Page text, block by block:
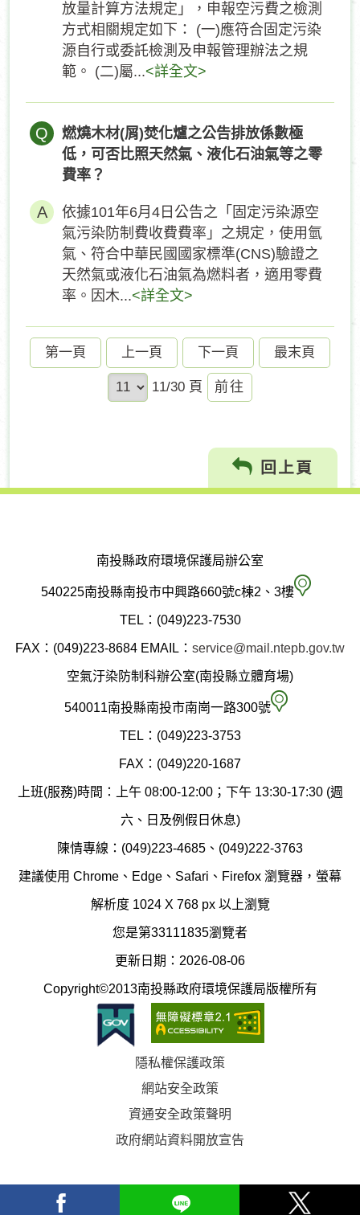
放量計算方法規定」，申報空污費之檢測
方式相關規定如下： (一)應符合固定污染
源自行或委託檢測及申報管理辦法之規
範。 (二)屬...<詳全文>
Q
燃燒木材(屑)焚化爐之公告排放係數極
低，可否比照天然氣、液化石油氣等之零
費率？
依據101年6月4日公告之「固定污染源空
氣污染防制費收費費率」之規定，使用氫
氣、符合中華民國國家標準(CNS)驗證之
天然氣或液化石油氣為燃料者，適用零費
率。因木...<詳全文>
第一頁 上一頁 下一頁 最末頁
11/30 頁
前
往
回上頁
南投縣政府環境保護局辦公室
540225南投縣南投市中興路660號c棟2、3樓 南
縣
保
局
圖
TEL：(049)223-7530
FAX：(049)223-8684 EMAIL： service@mail.ntepb.gov.tw
空氣汙染防制科辦公室(南投縣立體育場)
540011南投縣南投市南崗一路300號 空
染
制
科
(南
TEL：(049)223-3753
FAX：(049)220-1687
上班(服務)時間：上午 08:00-12:00；下午 13:30-17:30 (週
六、日及例假日休息)
陳情專線：(049)223-4685、(049)222-3763
建議使用 Chrome、Edge、Safari、Firefox 瀏覽器，螢幕
解析度 1024 X 768 px 以上瀏覽
您是第33111835瀏覽者
更新日期：2026-08-06
Copyright©2013南投縣政府環境保護局版權所有
隱私權保護政策
網站安全政策
資通安全政策聲明
政府網站資料開放宣告
facebook